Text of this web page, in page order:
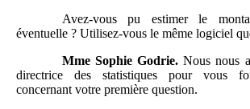
Avez‑vous pu estimer le
éventuelle ? Utilisez‑vous le même logiciel
Mme Sophie Godrie. Nous nous
directrice des statistiques pour vous
concernant votre première question.